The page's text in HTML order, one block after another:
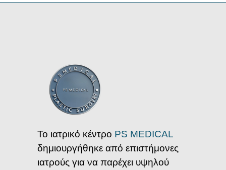
Το ιατρικό κέντρο PS MEDICAL
δημιουργήθηκε από επιστήμονες
ιατρούς για να παρέχει υψηλού